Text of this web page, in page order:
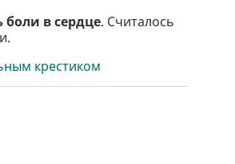
боли в сердце. Считалось
крестиком